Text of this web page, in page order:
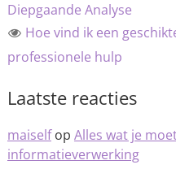
Diepgaande Analyse
Hoe vind ik een
professionele hulp
Laatste reacties
maiselfop Alles wat je
informatieverwerking